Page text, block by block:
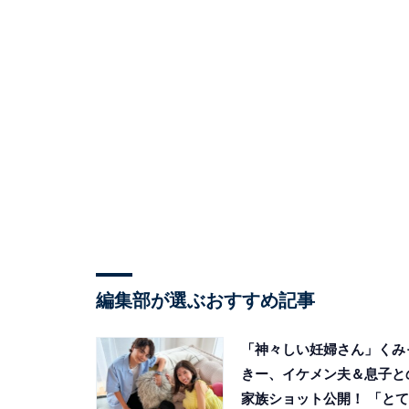
編集部が選ぶおすすめ記事
「神々しい妊婦さん」くみ
きー、イケメン夫＆息子と
家族ショット公開！ 「とて